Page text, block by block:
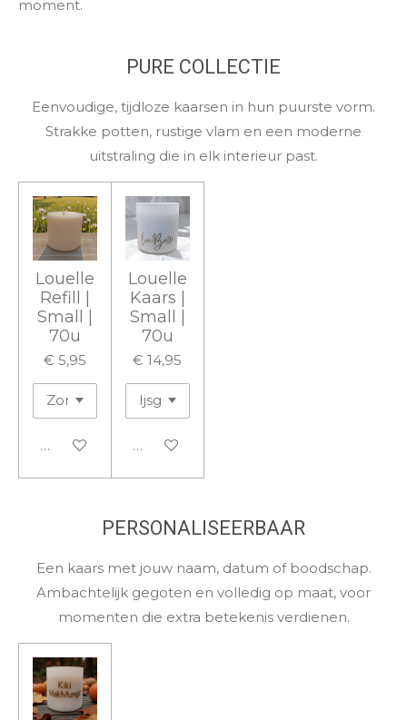
moment.
PURE COLLECTIE
Eenvoudige, tijdloze kaarsen in hun puurste vorm.
Strakke potten, rustige vlam en een moderne
uitstraling die in elk interieur past.
Louelle
Refill |
Small |
70u
€ 5,95
In winkelwagen
Louelle
Kaars |
Small |
70u
€ 14,95
In winkelwagen
PERSONALISEERBAAR
Een kaars met jouw naam, datum of boodschap.
Ambachtelijk gegoten en volledig op maat, voor
momenten die extra betekenis verdienen.